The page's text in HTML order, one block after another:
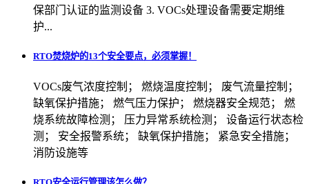
保部门认证的监测设备 3. VOCs处理设备需要定期维
护...
RTO焚烧炉的13个安全要点，必须掌握！
VOCs废气浓度控制； 燃烧温度控制； 废气流量控制；
缺氧保护措施； 燃气压力保护； 燃烧器安全规范； 燃
烧系统故障检测； 压力异常系统检测； 设备运行状态检
测； 安全报警系统； 缺氧保护措施； 紧急安全措施；
消防设施等